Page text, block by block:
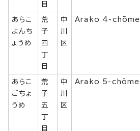
目
あらこ
よんち
ょうめ
荒
子
四
丁
目
中
川
区
Arako 4-chōme
あらこ
ごちょ
うめ
荒
子
五
丁
目
中
川
区
Arako 5-chōme